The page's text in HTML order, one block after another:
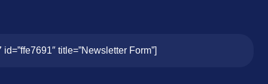
title=”Newsletter Form”]